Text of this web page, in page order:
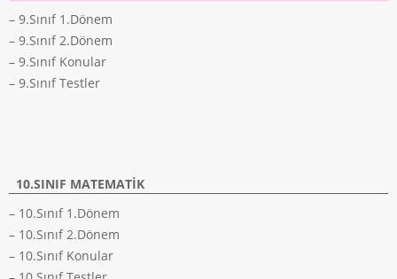
– 9.Sınıf 1.Dönem
– 9.Sınıf 2.Dönem
– 9.Sınıf Konular
– 9.Sınıf Testler
10.SINIF MATEMATIK
– 10.Sınıf 1.Dönem
– 10.Sınıf 2.Dönem
– 10.Sınıf Konular